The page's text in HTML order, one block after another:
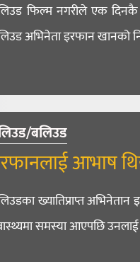
फिल्म नगरीले एक दिनकै
अभिनेता इरफान खानको
बलिउड
आभाष
ख्यातिप्राप्त
समस्या आएपछि